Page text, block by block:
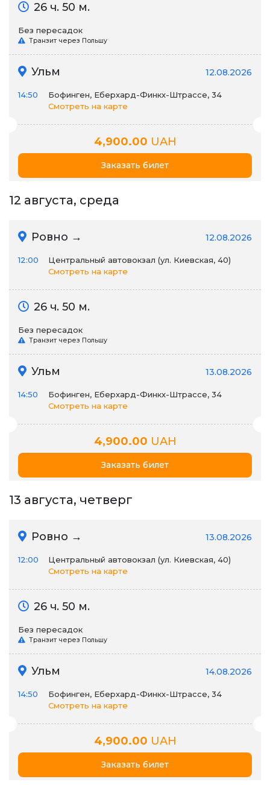
26 ч. 50 м.
Без пересадок
Транзит через Польшу
Ульм 12.08.2026
14:50
Бофинген, Еберхард-Финкх-Штрассе, 34
Смотреть на карте
4,900.00 UAH
Заказать билет
12 августа, среда
Ровно → 12.08.2026
12:00
Центральный автовокзал (ул. Киевская, 40)
Смотреть на карте
26 ч. 50 м.
Без пересадок
Транзит через Польшу
Ульм 13.08.2026
14:50
Бофинген, Еберхард-Финкх-Штрассе, 34
Смотреть на карте
4,900.00 UAH
Заказать билет
13 августа, четверг
Ровно → 13.08.2026
12:00
Центральный автовокзал (ул. Киевская, 40)
Смотреть на карте
26 ч. 50 м.
Без пересадок
Транзит через Польшу
Ульм 14.08.2026
14:50
Бофинген, Еберхард-Финкх-Штрассе, 34
Смотреть на карте
4,900.00 UAH
Заказать билет